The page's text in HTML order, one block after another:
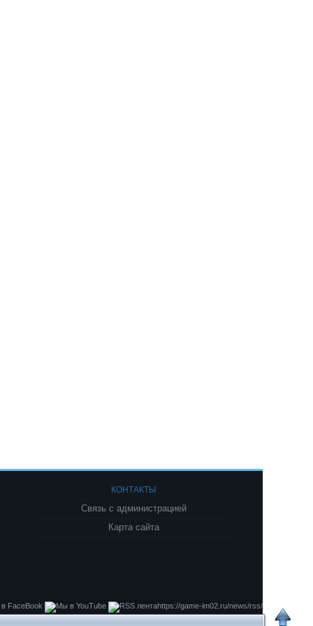
КОНТАКТЫ
Связь с администрацией
Карта сайта
https://game-im02.ru/news/rss/